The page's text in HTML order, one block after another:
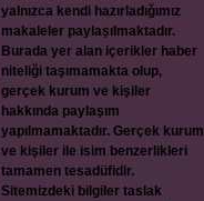
yalnızca kendi hazırladığımız
makaleler paylaşılmaktadır.
Burada yer alan içerikler haber
niteliği taşımamakta olup,
gerçek kurum ve kişiler
hakkında paylaşım
yapılmamaktadır. Gerçek kurum
ve kişiler ile isim benzerlikleri
tamamen tesadüfidir.
Sitemizdeki bilgiler taslak